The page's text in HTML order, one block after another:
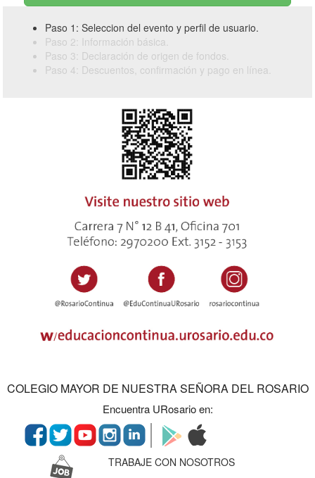
Paso 1: Seleccion del evento y perfil de usuario.
Paso 2: Información básica.
Paso 3: Declaración de origen de fondos.
Paso 4: Descuentos, confirmación y pago en línea.
COLEGIO MAYOR DE NUESTRA SEÑORA DEL ROSARIO
Encuentra URosario en:
TRABAJE CON NOSOTROS